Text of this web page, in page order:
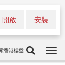
安裝
開啟
香港樓盤